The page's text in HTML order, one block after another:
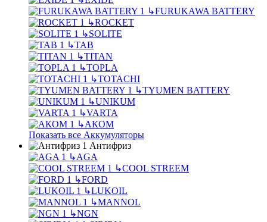
↳FURUKAWA BATTERY
↳ROCKET
↳SOLITE
↳TAB
↳TITAN
↳TOPLA
↳TOTACHI
↳TYUMEN BATTERY
↳UNIKUM
↳VARTA
↳АКОМ
Показать все Аккумуляторы
Антифриз
↳AGA
↳COOL STREEM
↳FORD
↳LUKOIL
↳MANNOL
↳NGN